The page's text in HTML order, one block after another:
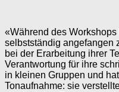
«Während des
selbstständig angefangen
bei der Erarbeitung ihrer
Verantwortung für ihre
in kleinen Gruppen und
Tonaufnahme: sie